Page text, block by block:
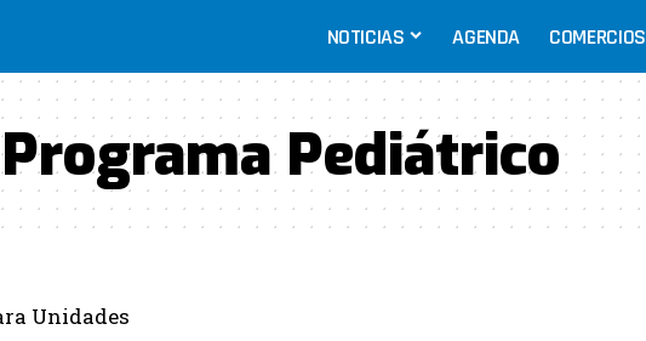
NOTICIAS AGENDA COMERCIOS
Programa Pediátrico